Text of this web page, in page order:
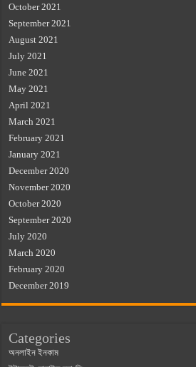
October 2021
September 2021
August 2021
July 2021
June 2021
May 2021
April 2021
March 2021
February 2021
January 2021
December 2020
November 2020
October 2020
September 2020
July 2020
March 2020
February 2020
December 2019
Categories
অনলাইন ইনকাম